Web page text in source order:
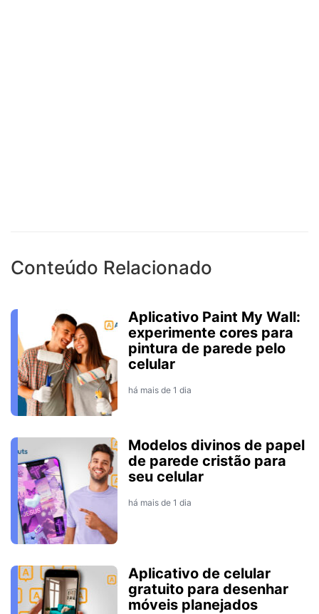
Conteúdo Relacionado
Aplicativo Paint My Wall:
experimente cores para
pintura de parede pelo
celular
há mais de 1 dia
Modelos divinos de papel
de parede cristão para
seu celular
há mais de 1 dia
Aplicativo de celular
gratuito para desenhar
móveis planejados